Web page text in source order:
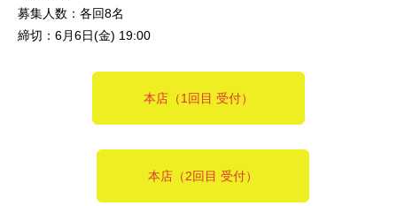
募集人数：各回8名
締切：6月6日(金) 19:00
本店（1回目 受付）
本店（2回目 受付）